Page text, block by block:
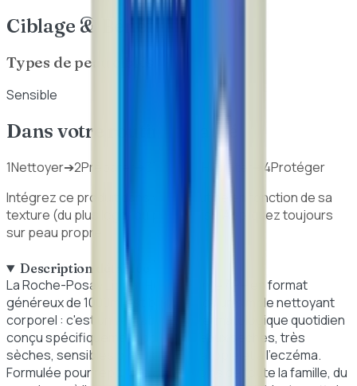
Ciblage & Bénéfices
Types de peau ciblés
Sensible
Dans votre routine beauté
1Nettoyer➔2Préparer Traiter / Hydrater 4Protéger
Intégrez ce produit dans votre routine en fonction de sa
texture (du plus léger au plus épais). Appliquez toujours
sur peau propre.
Description détaillée
La Roche-Posay Lipikar Huile Lavante AP+ en format
généreux de 1000ml est bien plus qu'un simple nettoyant
corporel : c'est un véritable soin dermatologique quotidien
conçu spécifiquement pour les peaux sèches, très
sèches, sensibles ou sujettes à l'atopie et à l'eczéma.
Formulée pour répondre aux besoins de toute la famille, du